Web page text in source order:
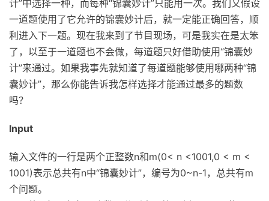
计”中选择一种，而每种“锦囊妙计”只能用一次。我们又假设
一道题使用了它允许的锦囊妙计后，就一定能正确回答，顺
利进入下一题。现在我来到了节目现场，可是我实在是太笨
了，以至于一道题也不会做，每道题只好借助使用“锦囊妙
计”来通过。如果我事先就知道了每道题能够使用哪两种“锦
囊妙计”，那么你能告诉我怎样选择才能通过最多的题数
吗？
Input
输入文件的一行是两个正整数n和m(0< n <1001,0 < m <
1001)表示总共有n中“锦囊妙计”，编号为0~n-1，总共有m
个问题。